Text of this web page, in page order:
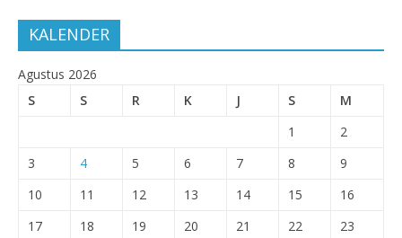
KALENDER
Agustus 2026
S
S R K J S
M
1
2
3
4 5 6 7 8
9
10
11 12 13 14 15
16
17
18 19 20 21 22
23